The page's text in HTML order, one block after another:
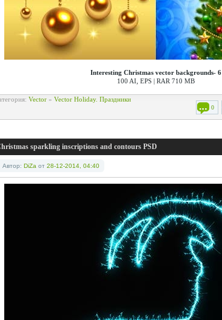
Interesting Christmas vector backgrounds- 6
100 AI, EPS | RAR 710 MB
Vector» Vector Holiday. Праздники
0
sparkling inscriptions and contours PSD
Автор: DiZaот 28-12-2014, 04:40